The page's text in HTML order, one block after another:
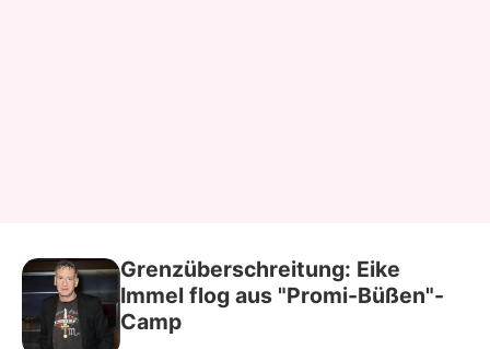
Grenzüberschreitung: Eike
Immel flog aus "Promi-Büßen"-
Camp